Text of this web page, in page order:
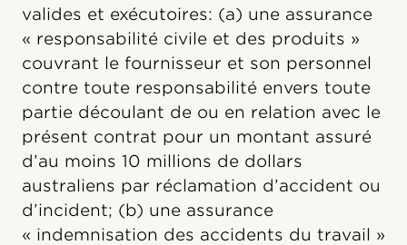
valides et exécutoires: (a) une assurance
« responsabilité civile et des produits »
couvrant le fournisseur et son personnel
contre toute responsabilité envers toute
partie découlant de ou en relation avec le
présent contrat pour un montant assuré
d’au moins 10 millions de dollars
australiens par réclamation d’accident ou
d’incident; (b) une assurance
« indemnisation des accidents du travail »